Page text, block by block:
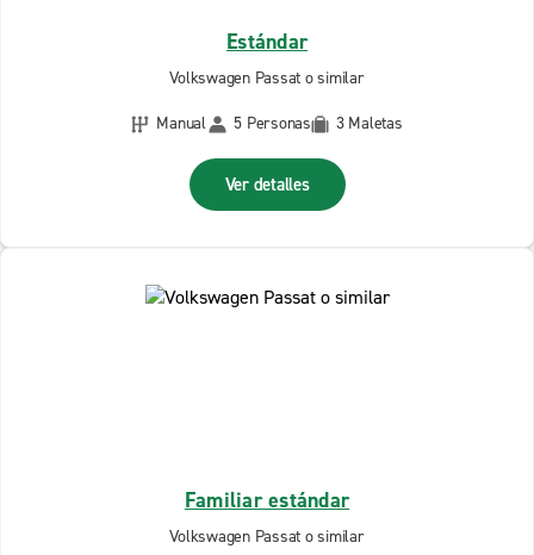
Estándar
Volkswagen Passat o similar
Manual
5 Personas 3 Maletas
Ver detalles
Familiar estándar
Volkswagen Passat o similar